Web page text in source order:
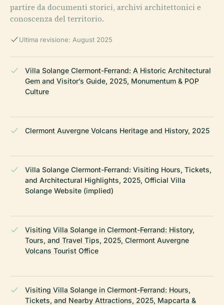
partire da documenti storici, archivi architettonici e
conoscenza del territorio.
Ultima revisione: August 2025
Villa Solange Clermont-Ferrand: A Historic Architectural
Gem and Visitor’s Guide, 2025, Monumentum & POP
Culture
Clermont Auvergne Volcans Heritage and History, 2025
Villa Solange Clermont-Ferrand: Visiting Hours, Tickets,
and Architectural Highlights, 2025, Official Villa
Solange Website (implied)
Visiting Villa Solange in Clermont-Ferrand: History,
Tours, and Travel Tips, 2025, Clermont Auvergne
Volcans Tourist Office
Visiting Villa Solange in Clermont-Ferrand: Hours,
Tickets, and Nearby Attractions, 2025, Mapcarta &